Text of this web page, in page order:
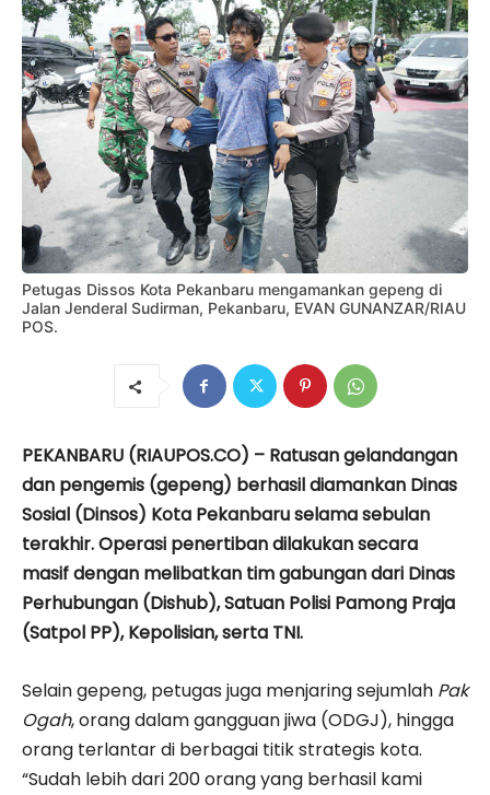
Petugas Dissos Kota Pekanbaru mengamankan gepeng di
Jalan Jenderal Sudirman, Pekanbaru, EVAN GUNANZAR/RIAU
POS.
PEKANBARU (RIAUPOS.CO) – Ratusan gelandangan
dan pengemis (gepeng) berhasil diamankan Dinas
Sosial (Dinsos) Kota Pekanbaru selama sebulan
terakhir. Operasi penertiban dilakukan secara
masif dengan melibatkan tim gabungan dari Dinas
Perhubungan (Dishub), Satuan Polisi Pamong Praja
(Satpol PP), Kepolisian, serta TNI.
Selain gepeng, petugas juga menjaring sejumlah Pak
Ogah, orang dalam gangguan jiwa (ODGJ), hingga
orang terlantar di berbagai titik strategis kota.
“Sudah lebih dari 200 orang yang berhasil kami